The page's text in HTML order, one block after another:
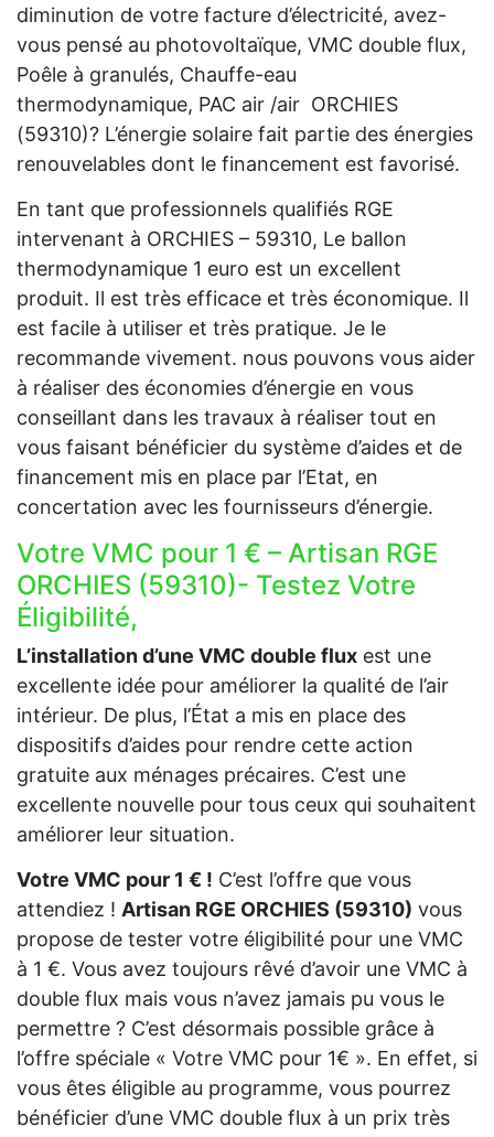
diminution de votre facture d’électricité, avez-
vous pensé au photovoltaïque, VMC double flux,
Poêle à granulés, Chauffe-eau
thermodynamique, PAC air /air ORCHIES
(59310)? L’énergie solaire fait partie des énergies
renouvelables dont le financement est favorisé.
En tant que professionnels qualifiés RGE
intervenant à ORCHIES – 59310, Le ballon
thermodynamique 1 euro est un excellent
produit. Il est très efficace et très économique. Il
est facile à utiliser et très pratique. Je le
recommande vivement. nous pouvons vous aider
à réaliser des économies d’énergie en vous
conseillant dans les travaux à réaliser tout en
vous faisant bénéficier du système d’aides et de
financement mis en place par l’Etat, en
concertation avec les fournisseurs d’énergie.
Votre VMC pour 1 € – Artisan RGE
ORCHIES (59310)- Testez Votre
Éligibilité,
L’installation d’une VMC double flux est une
excellente idée pour améliorer la qualité de l’air
intérieur. De plus, l’État a mis en place des
dispositifs d’aides pour rendre cette action
gratuite aux ménages précaires. C’est une
excellente nouvelle pour tous ceux qui souhaitent
améliorer leur situation.
Votre VMC pour 1 € ! C’est l’offre que vous
attendiez ! Artisan RGE ORCHIES (59310) vous
propose de tester votre éligibilité pour une VMC
à 1 €. Vous avez toujours rêvé d’avoir une VMC à
double flux mais vous n’avez jamais pu vous le
permettre ? C’est désormais possible grâce à
l’offre spéciale « Votre VMC pour 1€ ». En effet, si
vous êtes éligible au programme, vous pourrez
bénéficier d’une VMC double flux à un prix très